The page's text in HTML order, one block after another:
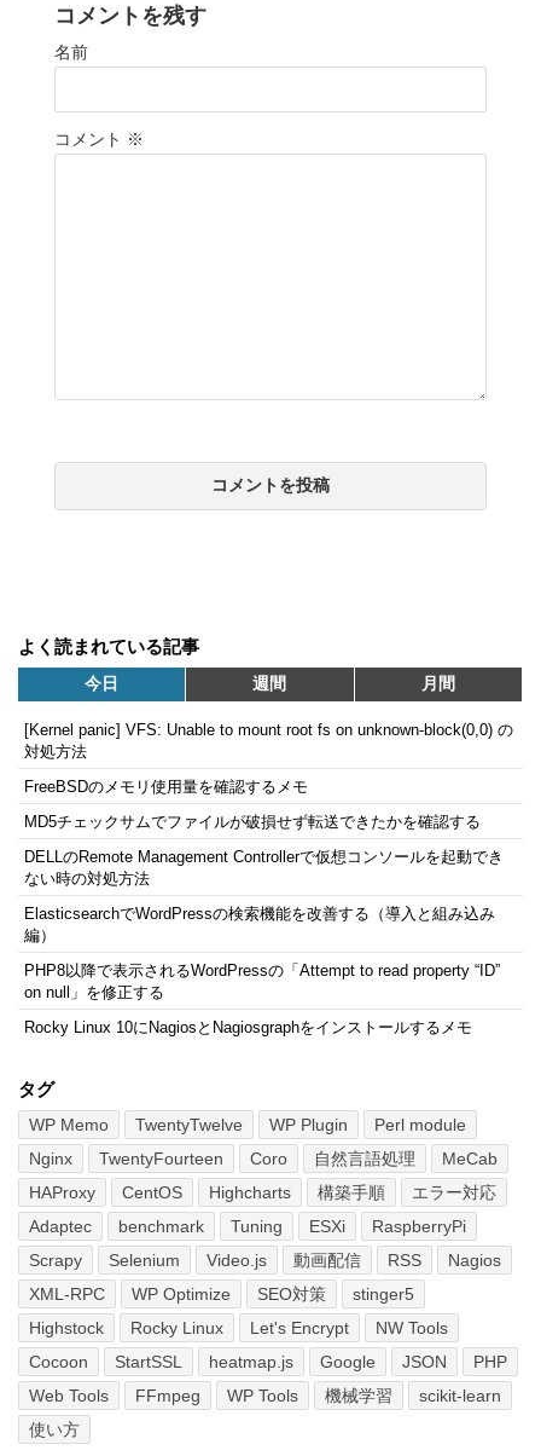
コメントを残す
名前
コメント ※
よく読まれている記事
今日 週間 月間
[Kernel panic] VFS: Unable to mount root fs on unknown-block(0,0) の
対処方法
FreeBSDのメモリ使用量を確認するメモ
MD5チェックサムでファイルが破損せず転送できたかを確認する
DELLのRemote Management Controllerで仮想コンソールを起動でき
ない時の対処方法
ElasticsearchでWordPressの検索機能を改善する（導入と組み込み
編）
PHP8以降で表示されるWordPressの「Attempt to read property “ID”
on null」を修正する
Rocky Linux 10にNagiosとNagiosgraphをインストールするメモ
タグ
WP Memo TwentyTwelve WP Plugin
Perl module
Nginx
TwentyFourteen Coro 自然言語処理
MeCab
HAProxy
CentOS Highcharts 構築手順
エラー対応
Adaptec
benchmark Tuning ESXi
RaspberryPi
Scrapy
Selenium Video.js 動画配信 RSS
Nagios
XML-RPC
WP Optimize SEO対策
stinger5
Highstock
Rocky Linux Let's Encrypt
NW Tools
Cocoon
StartSSL heatmap.js Google JSON
PHP
Web Tools
FFmpeg WP Tools 機械学習
scikit-learn
使い方